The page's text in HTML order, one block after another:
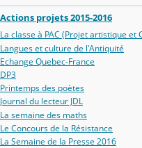
Actions projets 2015-2016
La classe à PAC (Projet artistique et
Langues et culture de l'Antiquité
Echange Quebec-France
DP3
Printemps des poètes
Journal du lecteur JDL
La semaine des maths
Le Concours de la Résistance
La Semaine de la Presse 2016